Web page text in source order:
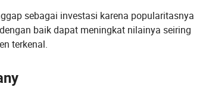
sebagai investasi karena popularitasnya
baik dapat meningkat nilainya seiring
terkenal.